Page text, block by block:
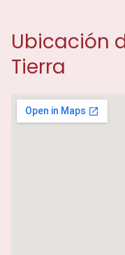
Ubicación
Tierra